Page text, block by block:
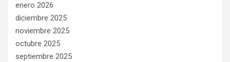
enero 2026
diciembre 2025
noviembre 2025
octubre 2025
septiembre 2025